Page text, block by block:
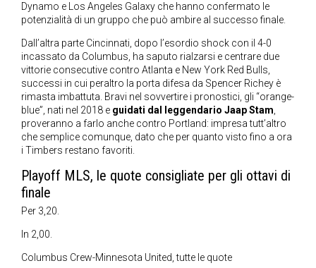
Dynamo e Los Angeles Galaxy che hanno confermato le
potenzialità di un gruppo che può ambire al successo finale.
Dall’altra parte Cincinnati, dopo l’esordio shock con il 4-0
incassato da Columbus, ha saputo rialzarsi e centrare due
vittorie consecutive contro Atlanta e New York Red Bulls,
successi in cui peraltro la porta difesa da Spencer Richey è
rimasta imbattuta. Bravi nel sovvertire i pronostici, gli “orange-
blue”, nati nel 2018 e guidati dal leggendario Jaap Stam,
proveranno a farlo anche contro Portland: impresa tutt’altro
che semplice comunque, dato che per quanto visto fino a ora
i Timbers restano favoriti.
Playoff MLS, le quote consigliate per gli ottavi di
finale
Per 3,20.
In 2,00.
Columbus Crew-Minnesota United, tutte le quote